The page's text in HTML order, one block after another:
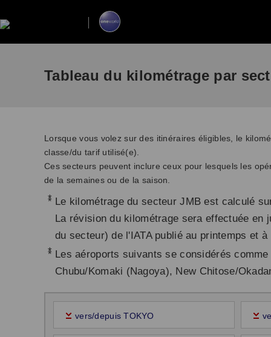
Tableau du kilométrage par
Lorsque vous volez sur des itinéraires éligibles, le
classe/du tarif utilisé(e).
Ces secteurs peuvent inclure ceux pour lesquels les
de la semaines ou de la saison.
* Le kilométrage du secteur JMB est calculé
La révision du kilométrage sera effectuée en
du secteur) de l'IATA publié au printemps et
* Les aéroports suivants se considérés
Chubu/Komaki (Nagoya), New Chitose/
vers/depuis TOKYO